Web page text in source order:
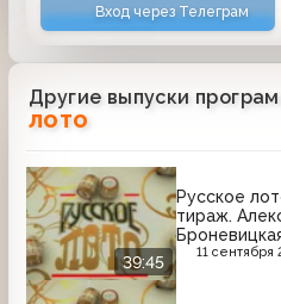
Вход через Телеграм
Другие выпуски
лото
39:45
Русское
тираж.
11 сентября